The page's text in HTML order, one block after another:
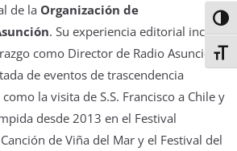
de la Organización de
. Su experiencia editorial incluye
como Director de Radio Asunción y
de eventos de trascendencia
la visita de S.S. Francisco a Chile y
desde 2013 en el Festival
de Viña del Mar y el Festival del